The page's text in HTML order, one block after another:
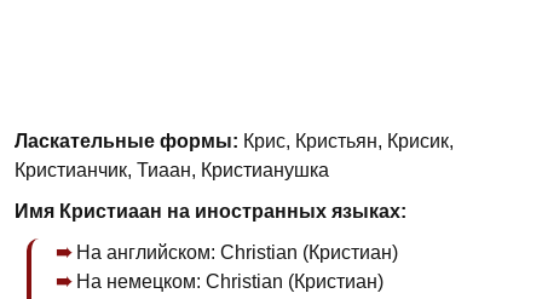
Ласкательные формы: Крис, Кристьян, Крисик,
Кристианчик, Тиаан, Кристианушка
Имя Кристиаан на иностранных языках:
На английском: Christian (Кристиан)
На немецком: Christian (Кристиан)